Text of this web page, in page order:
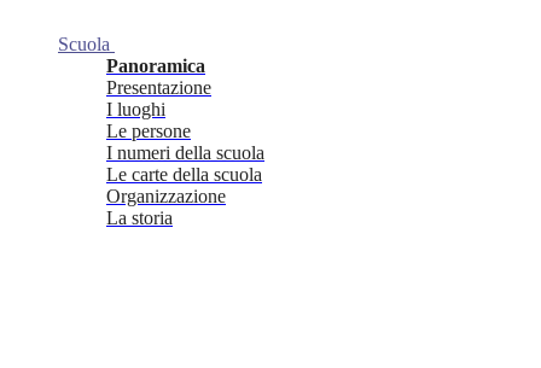
Scuola
Panoramica
Presentazione
I luoghi
Le persone
I numeri della scuola
Le carte della scuola
Organizzazione
La storia